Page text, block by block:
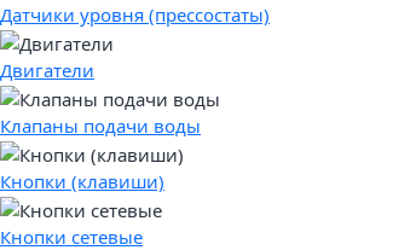
Датчики уровня (прессостаты)
Двигатели
Клапаны подачи воды
Кнопки (клавиши)
Кнопки сетевые